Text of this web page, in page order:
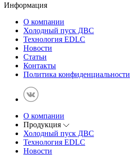
Информация
О компании
Холодный пуск ДВС
Технология EDLC
Новости
Статьи
Контакты
Политика конфиденциальности
О компании
Продукция
Холодный пуск ДВС
Технология EDLC
Новости